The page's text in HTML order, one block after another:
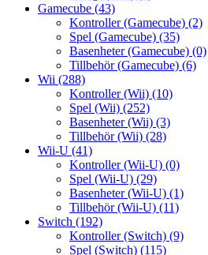
Gamecube (43)
Kontroller (Gamecube) (2)
Spel (Gamecube) (35)
Basenheter (Gamecube) (0)
Tillbehör (Gamecube) (6)
Wii (288)
Kontroller (Wii) (10)
Spel (Wii) (252)
Basenheter (Wii) (3)
Tillbehör (Wii) (28)
Wii-U (41)
Kontroller (Wii-U) (0)
Spel (Wii-U) (29)
Basenheter (Wii-U) (1)
Tillbehör (Wii-U) (11)
Switch (192)
Kontroller (Switch) (9)
Spel (Switch) (115)